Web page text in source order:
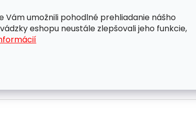
Vám umožnili pohodlné prehliadanie nášho
eshopu neustále zlepšovali jeho funkcie,
PODMIENKY OCHRANA OSOBNÝCH ÚDAJOV